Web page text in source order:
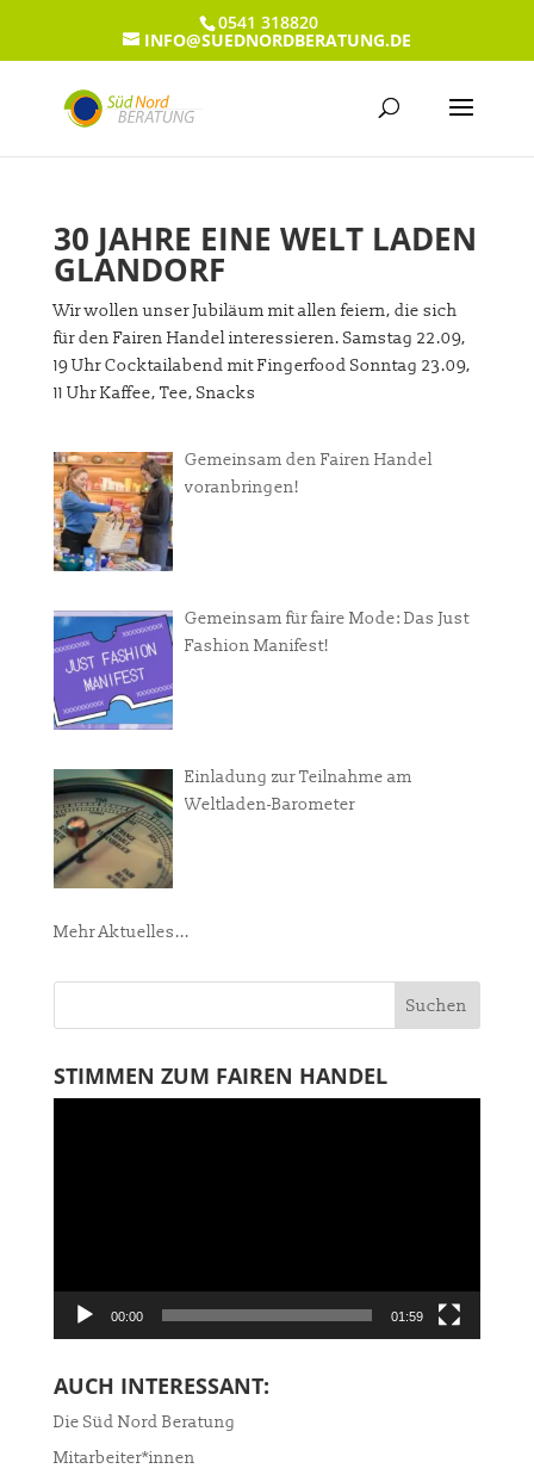
0541 318820
INFO@SUEDNORDBERATUNG.DE
30 JAHRE EINE WELT LADEN
GLANDORF
Wir wollen unser Jubiläum mit allen feiern, die sich
für den Fairen Handel interessieren. Samstag 22.09,
19 Uhr Cocktailabend mit Fingerfood Sonntag 23.09,
11 Uhr Kaffee, Tee, Snacks
Gemeinsam den Fairen Handel
voranbringen!
Gemeinsam für faire Mode: Das Just
Fashion Manifest!
Einladung zur Teilnahme am
Weltladen-Barometer
Mehr Aktuelles...
STIMMEN ZUM FAIREN HANDEL
00:00 01:59
AUCH INTERESSANT:
Die Süd Nord Beratung
Mitarbeiter*innen